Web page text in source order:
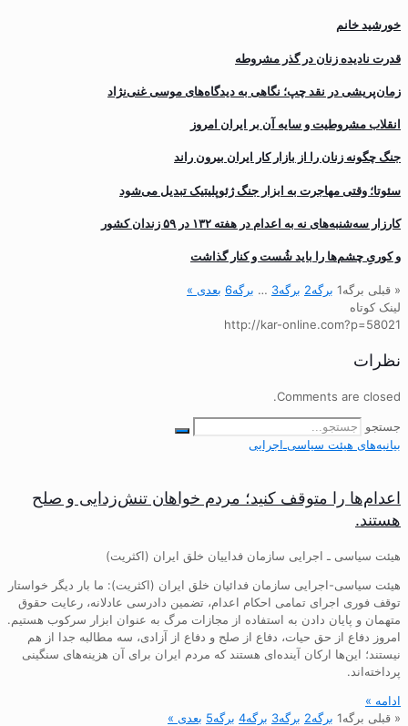
خورشید خانم
قدرت نادیده زنان در گذر مشروطه
زمان‌پریشی در نقد چپ؛ نگاهی به دیدگاه‌های موسی غنی‌نژاد
انقلاب مشروطیت و سایه آن بر ایران امروز
جنگ چگونه زنان را از بازار کار ایران بیرون راند
سئوتا؛ وقتی مهاجرت به ابزار جنگ ژئوپلیتیک تبدیل می‌شود
کارزار سه‌شنبه‌های نه به اعدام در هفته ۱۳۲ در ۵۹ زندان کشور
و کوریِ چشم‌ها را باید شُست و کنار گذاشت
« قبلی برگه1 برگه2 برگه3
… برگه6 بعدی »
لینک کوتاه
http://kar-online.com?p=58021
نظرات
Comments are closed.
جستجو
بیانیه‌های هیئت‌ سیاسی‌ـ‌اجرایی
اعدام‌ها را متوقف کنید؛ مردم خواهان تنش‌زدایی و صلح
هستند.
هیئت سیاسی ـ اجرایی سازمان فداییان خلق ایران (اکثریت)
هیئت سیاسی-اجرایی سازمان فدائیان خلق ایران (اکثریت): ما بار دیگر خواستار
توقف فوری اجرای تمامی احکام اعدام، تضمین دادرسی عادلانه، رعایت حقوق
متهمان و پایان دادن به استفاده از مجازات مرگ به عنوان ابزار سرکوب هستیم.
امروز دفاع از حق حیات، دفاع از صلح و دفاع از آزادی، سه مطالبه جدا از هم
نیستند؛ این‌ها ارکان آینده‌ای هستند که مردم ایران برای آن هزینه‌های سنگینی
پرداخته‌اند.
ادامه »
« قبلی
برگه1 برگه2 برگه3 برگه4 برگه5 بعدی »